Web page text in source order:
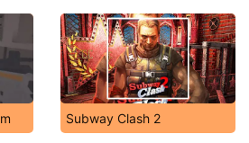
Subway Clash 2